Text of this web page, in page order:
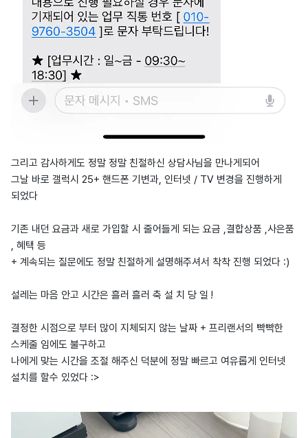
그리고 감사하게도 정말 정말 친절하신 상담사님을 만나게되어
그날 바로 갤럭시 25+ 핸드폰 기변과, 인터넷 / TV 변경을 진행하게
되었다
기존 내던 요금과 새로 가입할 시 줄어들게 되는 요금 ,결합상품 ,사은품
, 혜택 등
+ 계속되는 질문에도 정말 친절하게 설명해주셔서 착착 진행 되었다 :)
설레는 마음 안고 시간은 흘러 흘러 축 설 치 당 일 !
결정한 시점으로 부터 많이 지체되지 않는 날짜 + 프리랜서의 빡빡한
스케줄 임에도 불구하고
나에게 맞는 시간을 조절 해주신 덕분에 정말 빠르고 여유롭게 인터넷
설치를 할수 있었다 :>